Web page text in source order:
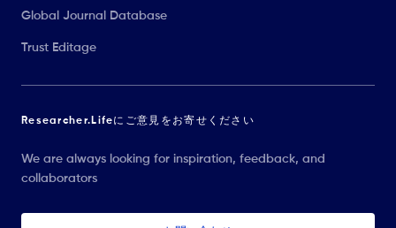
Global Journal Database
Trust Editage
Researcher.Lifeにご意見をお寄せください
We are always looking for inspiration, feedback, and
collaborators